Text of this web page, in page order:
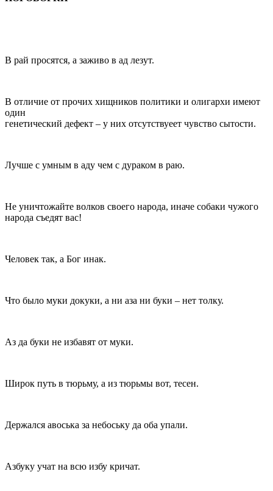
В рай просятся, а заживо в ад лезут.
В отличие от прочих хищников политики и олигархи имеют
один
генетический дефект – у них отсутствуеет чувство сытости.
Лучше с умным в аду чем с дураком в раю.
Не уничтожайте волков своего народа, иначе собаки чужого
народа съедят вас!
Человек так, а Бог инак.
Что было муки докуки, а ни аза ни буки – нет толку.
Аз да буки не избавят от муки.
Широк путь в тюрьму, а из тюрьмы вот, тесен.
Держался авоська за небоську да оба упали.
Азбуку учат на всю избу кричат.